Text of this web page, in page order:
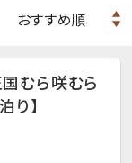
むら咲むら
り】